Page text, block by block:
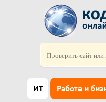
ИТ Работа и